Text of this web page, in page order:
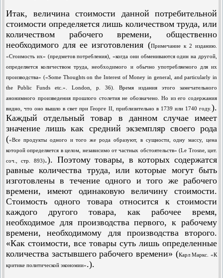
Итак, величина стоимости данной потребительной
стоимости определяется лишь количеством труда, или
количеством рабочего времени, общественно
необходимого для ее изготовления (Примечание к 2 изданию.
«Стоимость их» (предметов потребления), «когда они обмениваются один на другой,
определяется количеством труда, необходимого и обычно употребляемого для их
производства» («Some Thoughts on the Interest of Money in general, and particularly in
the Public Funds etc.». London, p. 36). Время издания этого замечательного
анонимного произведения прошлого столетия не обозначено. Но из его содержания
видно, что оно вышло в свет при Георге II, приблизительно в 1739 или 1740 году.).
Каждый отдельный товар в данном случае имеет
значение лишь как средний экземпляр своего рода
(«Все продукты одного и того же рода образуют, в сущности, одну массу, цена
которой определяется в целом, независимо от частных обстоятельств» (Le Trosne, цит.
соч., стр. 893).). Поэтому товары, в которых содержатся
равные количества труда, или которые могут быть
изготовлены в течение одного и того же рабочего
времени, имеют одинаковую величину стоимости.
Стоимость одного товара относится к стоимости
каждого другого товара, как рабочее время,
необходимое для производства первого, к рабочему
времени, необходимому для производства второго.
«Как стоимости, все товары суть лишь определенные
количества застывшего рабочего времени» (Карл Маркс. «К
критике политической экономии».).